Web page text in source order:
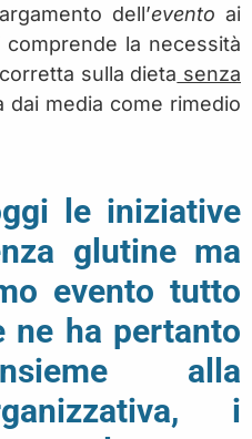
dell’evento ai
la necessità
sulla dieta senza
dai media come rimedio
le iniziative
glutine ma
evento tutto
ne ha pertanto
alla
i